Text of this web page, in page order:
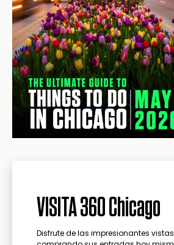
VISITA 360 Chicago
Disfrute de las impresionantes